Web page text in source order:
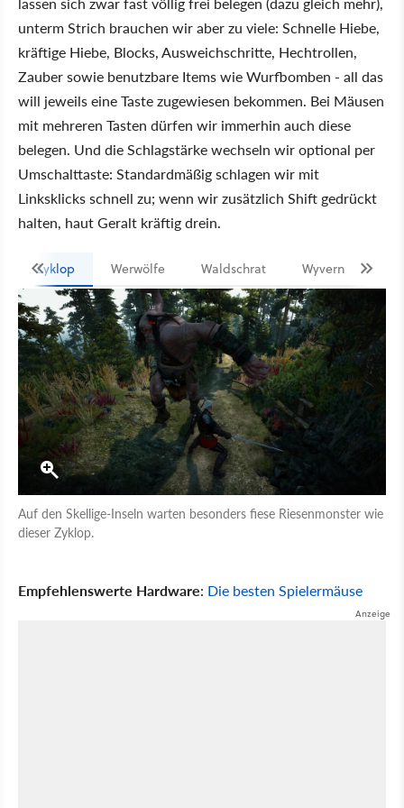
unterm Strich brauchen wir aber zu viele: Schnelle Hiebe,
kräftige Hiebe, Blocks, Ausweichschritte, Hechtrollen,
Zauber sowie benutzbare Items wie Wurfbomben - all das
will jeweils eine Taste zugewiesen bekommen. Bei Mäusen
mit mehreren Tasten dürfen wir immerhin auch diese
belegen. Und die Schlagstärke wechseln wir optional per
Umschalttaste: Standardmäßig schlagen wir mit
Linksklicks schnell zu; wenn wir zusätzlich Shift gedrückt
halten, haut Geralt kräftig drein.
Zyklop Werwölfe Waldschrat Wyvern
Auf den Skellige-Inseln warten besonders fiese Riesenmonster wie
dieser Zyklop.
Empfehlenswerte Hardware: Die besten Spielermäuse